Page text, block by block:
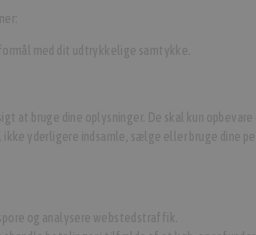
med dit udtrykkelige samtykke.
at bruge dine oplysninger. De skal kun opbevare
yderligere indsamle, sælge eller bruge dine
og analysere webstedstraffik.